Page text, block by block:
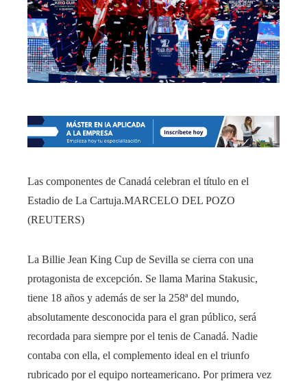
Las componentes de Canadá celebran el título en el
Estadio de La Cartuja.MARCELO DEL POZO
(REUTERS)
La Billie Jean King Cup de Sevilla se cierra con una
protagonista de excepción. Se llama Marina Stakusic,
tiene 18 años y además de ser la 258ª del mundo,
absolutamente desconocida para el gran público, será
recordada para siempre por el tenis de Canadá. Nadie
contaba con ella, el complemento ideal en el triunfo
rubricado por el equipo norteamericano. Por primera vez